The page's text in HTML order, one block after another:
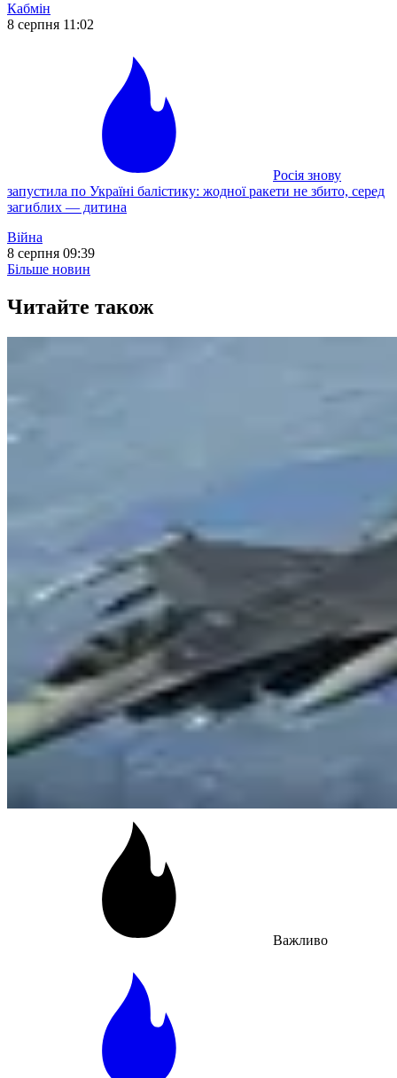
Кабмін
8 серпня 11:02
Росія знову
запустила по Україні балістику: жодної ракети не збито, серед
загиблих — дитина
Війна
8 серпня 09:39
Більше новин
Читайте також
Важливо